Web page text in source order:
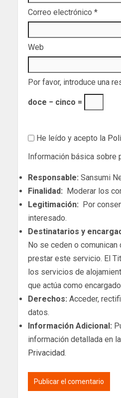
Correo electrónico *
Web
Por favor, introduce una
doce − cinco =
He leído y acepto la
Información básica sobre
Responsable: Sansumi
Finalidad: Moderar los
Legitimación: Por
interesado.
Destinatarios y
No se ceden o
prestar este servicio. El
los servicios de
que actúa como
Derechos: Acceder,
datos.
Información Adicional:
información detallada en la
Privacidad.